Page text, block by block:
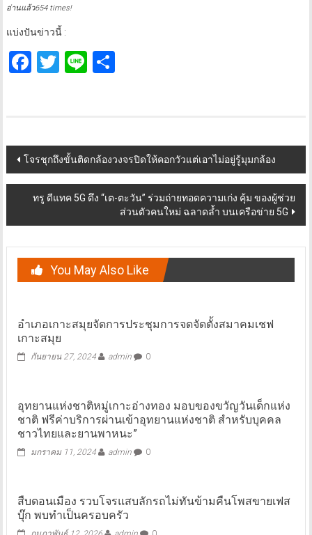
อ่านแล้ว654 times!
แบ่งปันข่าวนี้ :
Facebook
Twitter
LineShare
Post
navigation
โจรชุกถึงขั้นติดกล้องวงจรปิดให้คอกวัวแต่เอาไม่อยู่รู้มุมกล้อง
ทรู ดีแทค 5G ดึง “เต-ตะวัน” ร่วมถ่ายทอดความเก่ง คุ้ม ของผู้ช่วย
ส่วนตัวคนใหม่ ฉลาดล้ำ บนเครือข่าย 5G
You May Also Like
อำเภอเกาะสมุยจัดการประชุมการจดจัดตั้งสมาคมเชฟ
เกาะสมุย
กันยายน 27, 2024 admin 0
อุทยานแห่งชาติหมู่เกาะอ่างทอง มอบของขวัญวันเด็กแห่ง
ชาติ ฟรีค่าบริการผ่านเข้าอุทยานแห่งชาติ สำหรับบุคคล
ชาวไทยและยานพาหนะ”
มกราคม 11, 2024 admin 0
สืบดอนเมือง รวบโจรแสบลักรถไม่ทันข้ามคืนโพสขายเฟส
บุ๊ก พบทำเป็นครอบครัว